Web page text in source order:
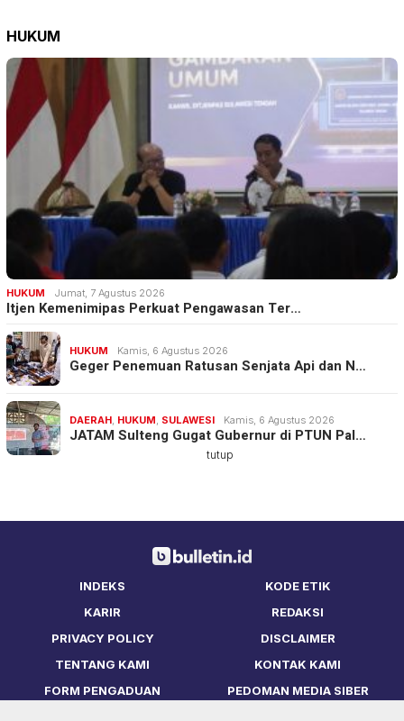
HUKUM
HUKUM Jumat, 7 Agustus 2026
Itjen Kemenimipas Perkuat Pengawasan Ter…
HUKUM Kamis, 6 Agustus 2026
Geger Penemuan Ratusan Senjata Api dan N…
DAERAH, HUKUM, SULAWESI Kamis, 6 Agustus 2026
JATAM Sulteng Gugat Gubernur di PTUN Pal…
INDEKS
KODE ETIK
KARIR
REDAKSI
PRIVACY POLICY
DISCLAIMER
TENTANG KAMI
KONTAK KAMI
FORM PENGADUAN
PEDOMAN MEDIA SIBER
tutup